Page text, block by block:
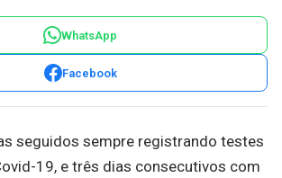
WhatsApp
Facebook
seguidos sempre registrando testes
19, e três dias consecutivos com